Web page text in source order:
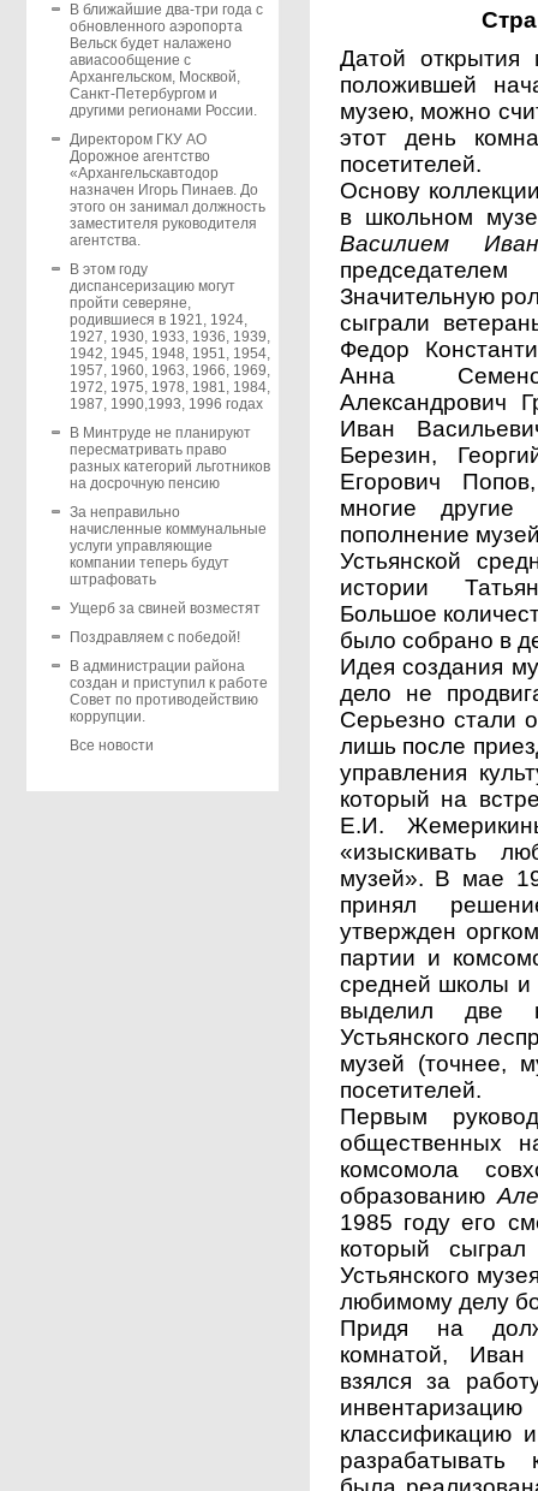
В ближайшие два-три года с
обновленного аэропорта
Вельск будет налажено
авиасообщение с
Архангельском, Москвой,
Санкт-Петербургом и
другими регионами России.
Директором ГКУ АО
Дорожное агентство
«Архангельскавтодор
назначен Игорь Пинаев. До
этого он занимал должность
заместителя руководителя
агентства.
В этом году
диспансеризацию могут
пройти северяне,
родившиеся в 1921, 1924,
1927, 1930, 1933, 1936, 1939,
1942, 1945, 1948, 1951, 1954,
1957, 1960, 1963, 1966, 1969,
1972, 1975, 1978, 1981, 1984,
1987, 1990,1993, 1996 годах
В Минтруде не планируют
пересматривать право
разных категорий льготников
на досрочную пенсию
За неправильно
начисленные коммунальные
услуги управляющие
компании теперь будут
штрафовать
Ущерб за свиней возместят
Поздравляем с победой!
В администрации района
создан и приступил к работе
Совет по противодействию
коррупции.
Все новости
Датой открытия
положившей
музею, можно
этот день
посетителей.
Основу
в школьном
Василием
Значительную
сыграли
Федор
Анна
Александрович
Иван
Березин,
Егорович
многие
пополнение
Устьянской
истории
Большое
было собрано в
Идея создания
дело не
Серьезно стали
лишь после
управления
который на
Е.И.
«изыскивать
музей». В мае
принял
утвержден
партии и
средней школы и
выделил две
Устьянского
музей (точнее,
посетителей.
Первым
общественных
комсомола
образованию
1985 году его
который
Устьянского
любимому делу
Придя на
комнатой,
взялся за
классификацию
разрабатывать